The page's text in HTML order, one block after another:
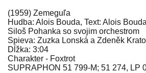
(1959) Zemeguľa
Hudba: Alois Bouda, Text: Alois
Siloš Pohanka so svojim orchestrom
Spieva: Zuzka Lonská a Zdeněk
Dĺžka: 3:04
Charakter - Foxtrot
SUPRAPHON 51 799-M; 51 274, LP